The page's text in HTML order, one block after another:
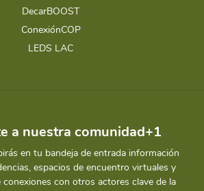
DecarBOOST
ConexiónCOP
LEDS LAC
a nuestra comunidad+1
en tu bandeja de entrada información
espacios de encuentro virtuales y
con otros actores clave de la